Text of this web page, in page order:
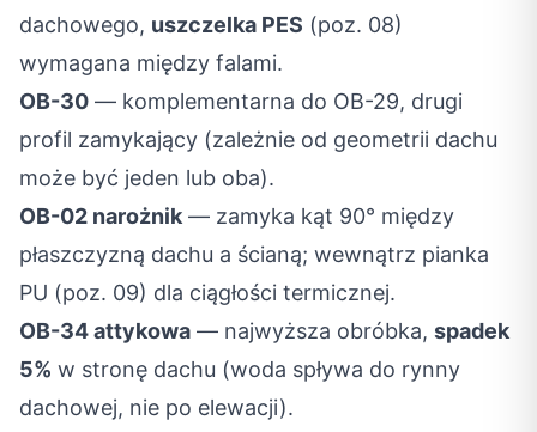
dachowego, uszczelka PES (poz. 08)
wymagana między falami.
OB-30 — komplementarna do OB-29, drugi
profil zamykający (zależnie od geometrii dachu
może być jeden lub oba).
OB-02 narożnik — zamyka kąt 90° między
płaszczyzną dachu a ścianą; wewnątrz pianka
PU (poz. 09) dla ciągłości termicznej.
OB-34 attykowa — najwyższa obróbka, spadek
5% w stronę dachu (woda spływa do rynny
dachowej, nie po elewacji).